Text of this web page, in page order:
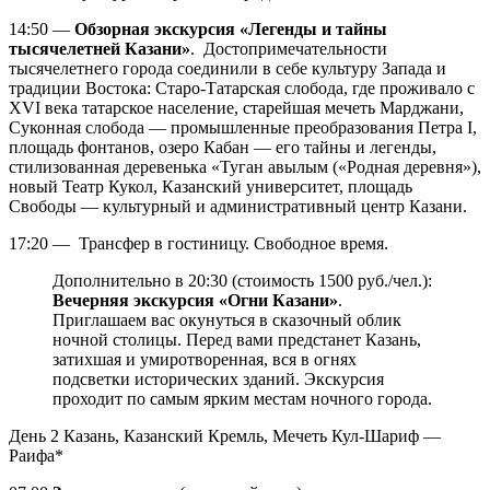
14:50 — Обзорная экскурсия «Легенды и тайны
тысячелетней Казани». Достопримечательности
тысячелетнего города соединили в себе культуру Запада и
традиции Востока: Старо-Татарская слобода, где проживало с
XVI века татарское население, старейшая мечеть Марджани,
Суконная слобода — промышленные преобразования Петра I,
площадь фонтанов, озеро Кабан — его тайны и легенды,
стилизованная деревенька «Туган авылым («Родная деревня»),
новый Театр Кукол, Казанский университет, площадь
Свободы — культурный и административный центр Казани.
17:20 — Трансфер в гостиницу. Свободное время.
Дополнительно в 20:30 (стоимость 1500 руб./чел.):
Вечерняя экскурсия «Огни Казани».
Приглашаем вас окунуться в сказочный облик
ночной столицы. Перед вами предстанет Казань,
затихшая и умиротворенная, вся в огнях
подсветки исторических зданий. Экскурсия
проходит по самым ярким местам ночного города.
День 2 Казань, Казанский Кремль, Мечеть Кул-Шариф —
Раифа*